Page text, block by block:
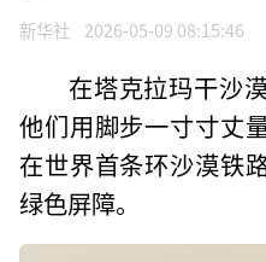
新华社 2026-05-09 08:15:46
在塔克拉玛干沙
他们用脚步一寸寸丈
在世界首条环沙漠铁
绿色屏障。